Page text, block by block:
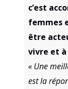
c’est
femmes
être
vivre et
« Une
est la